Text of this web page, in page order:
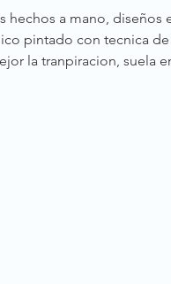
hechos a mano, diseños
pintado con tecnica
la tranpiracion, suela